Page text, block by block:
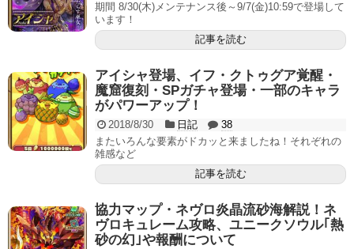
期間 8/30(木)メンテナンス後～9/7(金)10:59で登場して
います！
記事を読む
アイシャ登場、イフ・クトゥグア覚醒・
魔窟復刻・SPガチャ登場・一部のキャラ
がパワーアップ！
2018/8/30 日記
38
またいろんな要素がドカッと来ましたね！それぞれの
雑感など
記事を読む
協力マップ・ネヴロ炎晶流砂海解説！ネ
ヴロキュレーム攻略、ユニークソウル｢熱
砂の幻｣や報酬について